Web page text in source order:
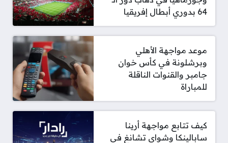
64 بدوري أبطال إفريقيا
موعد مواجهة الأهلي
وبرشلونة في كأس خوان
جامبر والقنوات الناقلة
للمباراة
كيف تتابع مواجهة أرينا
سابالينكا وشواي تشانغ في